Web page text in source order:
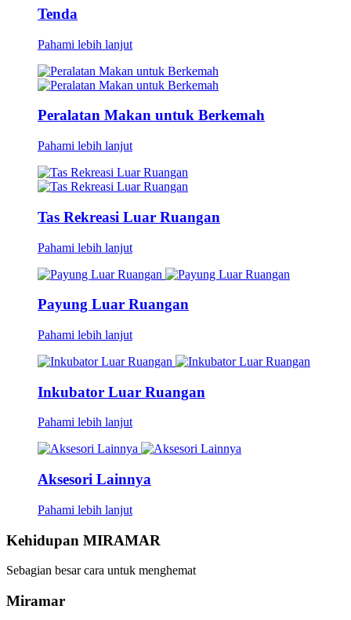
Tenda
Pahami lebih lanjut
Peralatan Makan untuk Berkemah
Pahami lebih lanjut
Tas Rekreasi Luar Ruangan
Pahami lebih lanjut
Payung Luar Ruangan
Pahami lebih lanjut
Inkubator Luar Ruangan
Pahami lebih lanjut
Aksesori Lainnya
Pahami lebih lanjut
Kehidupan MIRAMAR
Sebagian besar cara untuk menghemat
Miramar